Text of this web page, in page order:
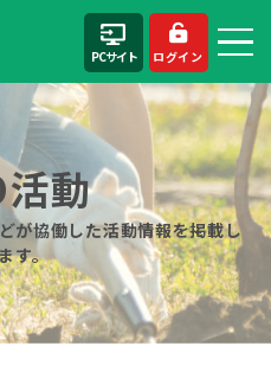
PCサイト ログイン
動
が協働した活動情報を掲載し
す。